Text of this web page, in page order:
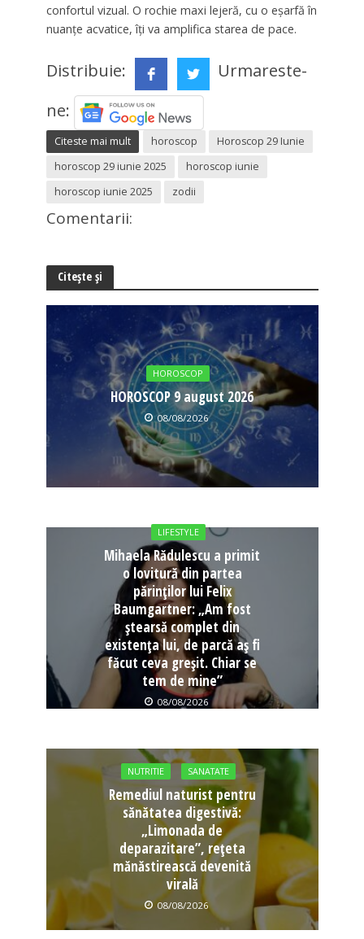
confortul vizual. O rochie maxi lejeră, cu o eșarfă în
nuanțe acvatice, îți va amplifica starea de pace.
Distribuie:
Urmareste-
ne:
Citeste mai mult horoscop
Horoscop 29 Iunie
horoscop 29 iunie 2025
horoscop iunie
horoscop iunie 2025
zodii
Comentarii:
Citește și
HOROSCOP
HOROSCOP 9 august 2026
08/08/2026
LIFESTYLE
Mihaela Rădulescu a primit
o lovitură din partea
părinților lui Felix
Baumgartner: „Am fost
ștearsă complet din
existența lui, de parcă aș fi
făcut ceva greșit. Chiar se
tem de mine”
08/08/2026
NUTRITIE SANATATE
Remediul naturist pentru
sănătatea digestivă:
„Limonada de
deparazitare”, rețeta
mănăstirească devenită
virală
08/08/2026